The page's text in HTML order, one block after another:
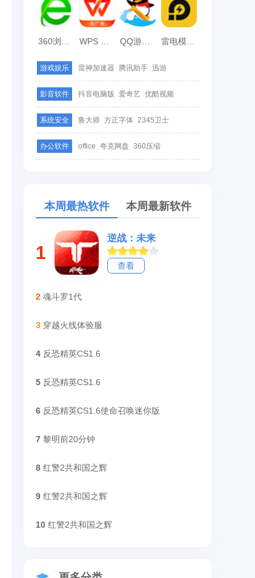
雷电模拟器
游戏娱乐 雷神加速器 腾讯助手 迅游
影音软件 抖音电脑版 爱奇艺 优酷视频
系统安全 鲁大师 方正字体 2345卫士
办公软件 office 夸克网盘 360压缩
本周最热软件 本周最新软件
1
逆战：未来
查看
2 魂斗罗1代
3 穿越火线体验服
4 反恐精英CS1.6
5 反恐精英CS1.6
6 反恐精英CS1.6使命召唤迷你版
7 黎明前20分钟
8 红警2共和国之辉
9 红警2共和国之辉
10 红警2共和国之辉